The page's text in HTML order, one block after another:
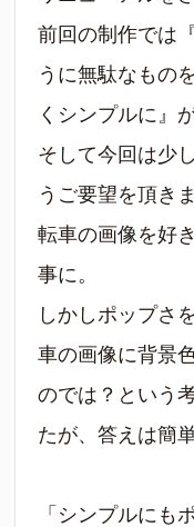
前回の制作では
うに無駄なもの
くシンプルに』
そして今回は少
うご要望を頂き
転車の画像を好
事に。
しかしポップさ
車の画像に背景
のでは？という
たが、答えは簡
「シンプルにも